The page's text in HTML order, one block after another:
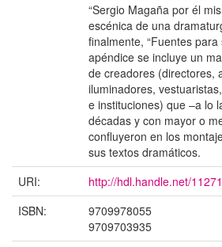
“Sergio Magaña por él
escénica de una
finalmente, “Fuentes para
apéndice se incluye un
de creadores (directores,
iluminadores,
e instituciones) que –a lo
décadas y con mayor o
confluyeron en los
sus textos dramáticos.
URI:
http://hdl.handle.net/
ISBN:
9709978055
9709703935